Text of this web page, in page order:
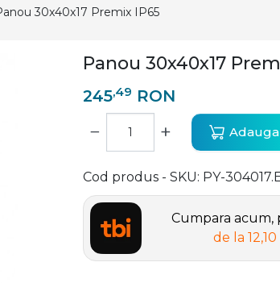
30x40x17 Premix IP65
Panou 30x40x17
245,49 RON
Cumpara acum,
de la
Cod produs - SKU PY-
− +